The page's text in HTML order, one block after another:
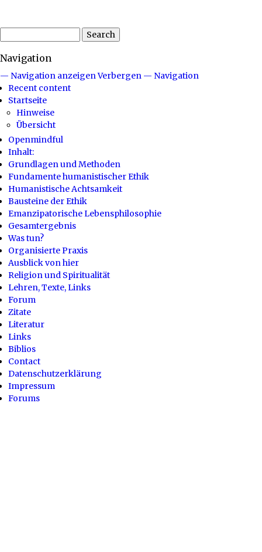
Navigation
— Navigation anzeigenVerbergen — Navigation
Recent content
Startseite
Hinweise
Übersicht
Openmindful
Inhalt:
Grundlagen und Methoden
Fundamente humanistischer Ethik
Humanistische Achtsamkeit
Bausteine der Ethik
Emanzipatorische Lebensphilosophie
Gesamtergebnis
Was tun?
Organisierte Praxis
Ausblick von hier
Religion und Spiritualität
Lehren, Texte, Links
Forum
Zitate
Literatur
Links
Biblios
Contact
Datenschutzerklärung
Impressum
Forums